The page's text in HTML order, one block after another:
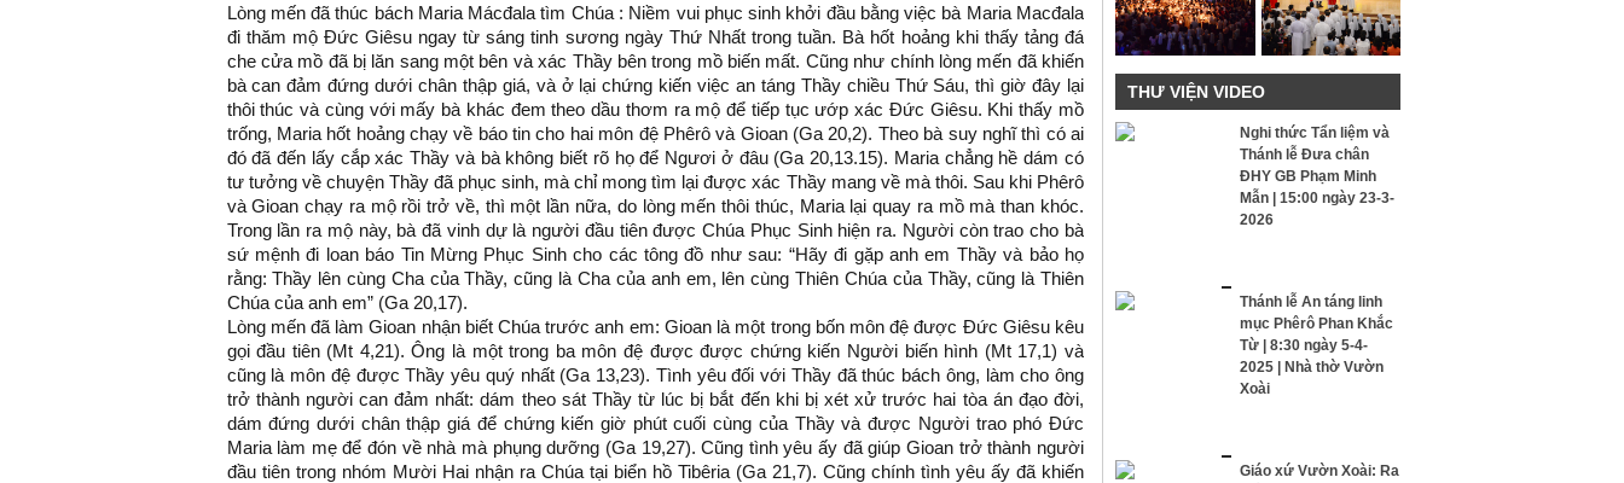
Lòng mến đã thúc bách Maria Mácđala tìm Chúa : Niềm vui phục sinh khởi đầu bằng việc bà Maria Macđala
đi thăm mộ Đức Giêsu ngay từ sáng tinh sương ngày Thứ Nhất trong tuần. Bà hốt hoảng khi thấy tảng đá
che cửa mồ đã bị lăn sang một bên và xác Thầy bên trong mồ biến mất. Cũng như chính lòng mến đã khiến
bà can đảm đứng dưới chân thập giá, và ở lại chứng kiến việc an táng Thầy chiều Thứ Sáu, thì giờ đây lại
thôi thúc và cùng với mấy bà khác đem theo dầu thơm ra mộ để tiếp tục ướp xác Đức Giêsu. Khi thấy mồ
trống, Maria hốt hoảng chạy về báo tin cho hai môn đệ Phêrô và Gioan (Ga 20,2). Theo bà suy nghĩ thì có ai
đó đã đến lấy cắp xác Thầy và bà không biết rõ họ để Ngươi ở đâu (Ga 20,13.15). Maria chẳng hề dám có
tư tưởng về chuyện Thầy đã phục sinh, mà chỉ mong tìm lại được xác Thầy mang về mà thôi. Sau khi Phêrô
và Gioan chạy ra mộ rồi trở về, thì một lần nữa, do lòng mến thôi thúc, Maria lại quay ra mồ mà than khóc.
Trong lần ra mộ này, bà đã vinh dự là người đầu tiên được Chúa Phục Sinh hiện ra. Người còn trao cho bà
sứ mệnh đi loan báo Tin Mừng Phục Sinh cho các tông đồ như sau: “Hãy đi gặp anh em Thầy và bảo họ
rằng: Thầy lên cùng Cha của Thầy, cũng là Cha của anh em, lên cùng Thiên Chúa của Thầy, cũng là Thiên
Chúa của anh em” (Ga 20,17).
Lòng mến đã làm Gioan nhận biết Chúa trước anh em: Gioan là một trong bốn môn đệ được Đức Giêsu kêu
gọi đầu tiên (Mt 4,21). Ông là một trong ba môn đệ được được chứng kiến Người biến hình (Mt 17,1) và
cũng là môn đệ được Thầy yêu quý nhất (Ga 13,23). Tình yêu đối với Thầy đã thúc bách ông, làm cho ông
trở thành người can đảm nhất: dám theo sát Thầy từ lúc bị bắt đến khi bị xét xử trước hai tòa án đạo đời,
dám đứng dưới chân thập giá để chứng kiến giờ phút cuối cùng của Thầy và được Người trao phó Đức
Maria làm mẹ để đón về nhà mà phụng dưỡng (Ga 19,27). Cũng tình yêu ấy đã giúp Gioan trở thành người
đầu tiên trong nhóm Mười Hai nhận ra Chúa tại biển hồ Tibêria (Ga 21,7). Cũng chính tình yêu ấy đã khiến
THƯ VIỆN VIDEO
Nghi thức Tẩn liệm và
Thánh lễ Đưa chân
ĐHY GB Phạm Minh
Mẫn | 15:00 ngày 23-3-
2026
Thánh lễ An táng linh
mục Phêrô Phan Khắc
Từ | 8:30 ngày 5-4-
2025 | Nhà thờ Vườn
Xoài
Giáo xứ Vườn Xoài: Ra